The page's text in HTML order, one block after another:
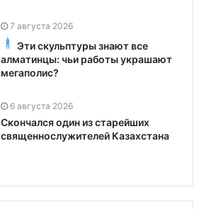
7 августа 2026
Эти скульптуры знают все
алматинцы: чьи работы украшают
мегаполис?
6 августа 2026
Скончался один из старейших
священнослужителей Казахстана